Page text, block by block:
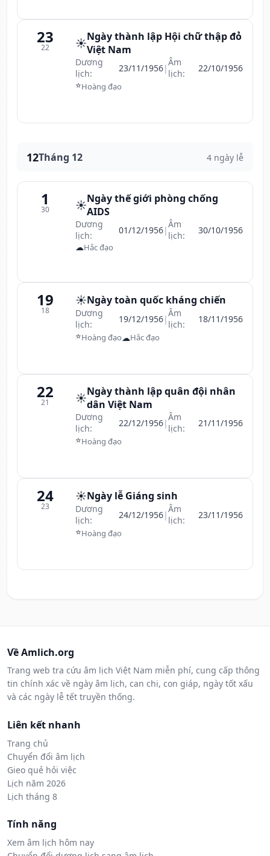
23
22 ☀️Ngày thành lập Hội chữ thập đỏ
Việt Nam
Dương
lịch:
23/11/1956|Âm
lịch:
22/10/1956
⭐Hoàng đạo
12Tháng 12 4 ngày lễ
1
30 ☀️Ngày thế giới phòng chống
AIDS
Dương
lịch:
01/12/1956|Âm
lịch:
30/10/1956
☁Hắc đạo
19
18
☀️Ngày toàn quốc kháng chiến
Dương
lịch:
19/12/1956|Âm
lịch:
18/11/1956
⭐Hoàng đạo☁Hắc đạo
22
21 ☀️Ngày thành lập quân đội nhân
dân Việt Nam
Dương
lịch:
22/12/1956|Âm
lịch:
21/11/1956
⭐Hoàng đạo
24
23
☀️Ngày lễ Giáng sinh
Dương
lịch:
24/12/1956|Âm
lịch:
23/11/1956
⭐Hoàng đạo
Về Amlich.org
Trang web tra cứu âm lịch Việt Nam miễn phí, cung cấp thông
tin chính xác về ngày âm lịch, can chi, con giáp, ngày tốt xấu
và các ngày lễ tết truyền thống.
Liên kết nhanh
Trang chủ
Chuyển đổi âm lịch
Gieo quẻ hỏi việc
Lịch năm 2026
Lịch tháng 8
Tính năng
Xem âm lịch hôm nay